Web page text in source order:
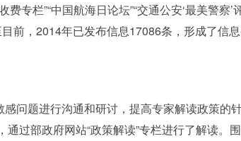
栏”“中国航海日论坛”“交通公安‘最美警察’
前，2014年已发布信息17086条，形成了信
问题进行沟通和研讨，提高专家解读政策的
过部政府网站“政策解读”专栏进行了解读。